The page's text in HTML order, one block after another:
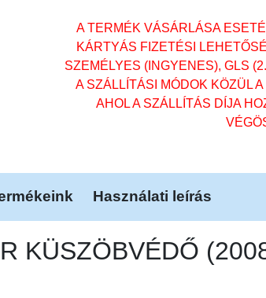
A TERMÉK VÁSÁRLÁSA
KÁRTYÁS FIZETÉSI
SZEMÉLYES (INGYENES), GLS
A SZÁLLÍTÁSI MÓDOK KÖZÜL
AHOL A SZÁLLÍTÁS DÍJA
Használati leírás
KÜSZÖBVÉDŐ